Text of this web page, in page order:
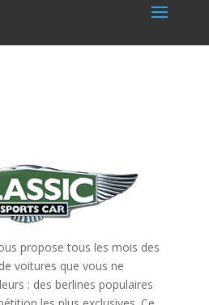
propose tous les mois des
voitures que vous ne
: des berlines populaires